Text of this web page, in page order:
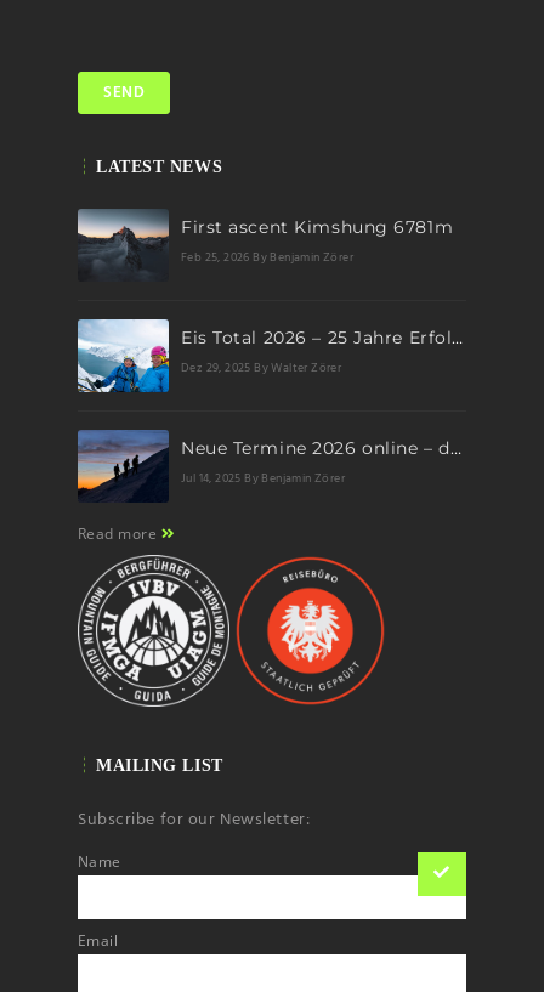
LATEST NEWS
First ascent Kimshung 6781m
Feb 25, 2026 By Benjamin Zörer
Eis Total 2026 – 25 Jahre Erfolgsgeschichte im steilen Eis
Dez 29, 2025 By Walter Zörer
Neue Termine 2026 online – dein nächstes Abenteuer wartet!
Jul 14, 2025 By Benjamin Zörer
Read more
MAILING LIST
Subscribe for our Newsletter:
Name
Email